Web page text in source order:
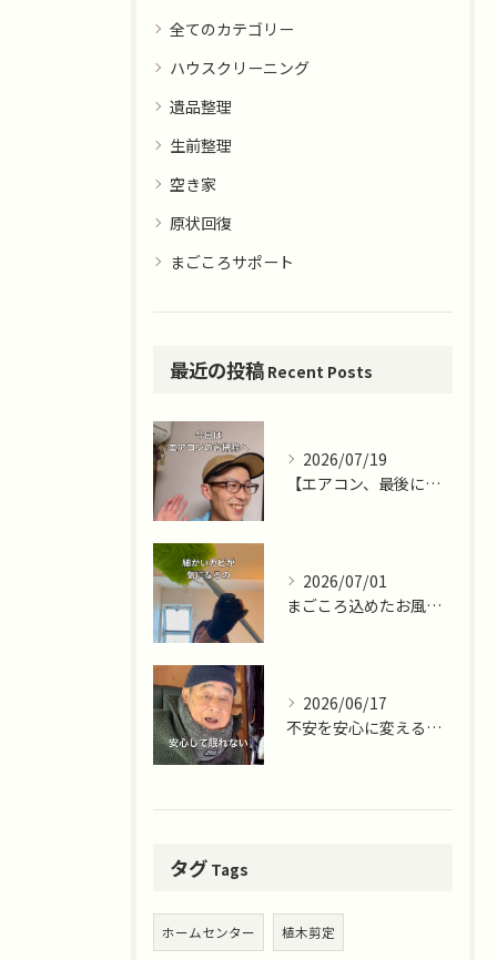
全てのカテゴリー
ハウスクリーニング
遺品整理
生前整理
空き家
原状回復
まごころサポート
最近の投稿 Recent Posts
2026/07/19
【エアコン、最後に掃除したのはいつですか？🌿】
2026/07/01
まごころ込めたお風呂掃除ならまごころサポート藤沢十色店
2026/06/17
不安を安心に変える仕事。
タグ Tags
ホームセンター 植木剪定